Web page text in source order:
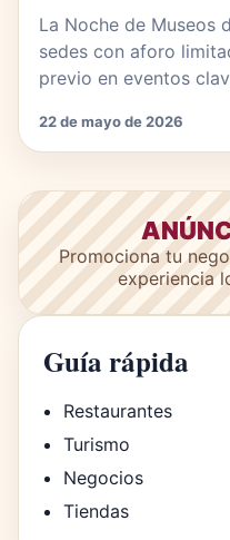
La Noche de Museos
sedes con aforo
previo en eventos
22 de mayo de 2026
Promociona tu
experiencia
Guía rápida
Restaurantes
Turismo
Negocios
Tiendas